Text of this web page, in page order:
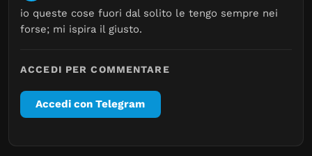
io queste cose fuori dal solito le tengo sempre nei
forse; mi ispira il giusto.
ACCEDI PER COMMENTARE
Accedi con Telegram